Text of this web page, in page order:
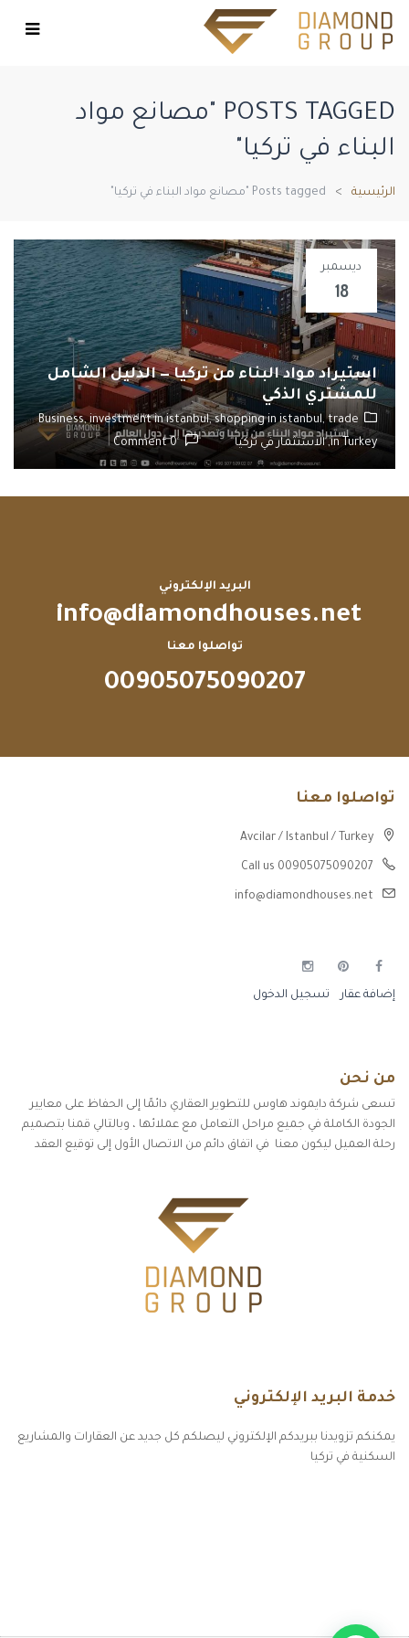
POSTS TAGGED "مصانع مواد
البناء في تركيا"
الرئيسية Posts tagged "مصانع مواد البناء في تركيا"
ديسمبر
18
استيراد مواد البناء من تركيا — الدليل الشامل
للمشتري الذكي
Business,investment in istanbul,shopping in istanbul,trade
in Turkey, الاستثمار في تركيا 0 Comment
البريد الإلكتروني
info@diamondhouses.net
تواصلوا معنا
00905075090207
تواصلوا معنا
Avcilar / Istanbul / Turkey
Call us 00905075090207
info@diamondhouses.net
إضافة عقار تسجيل الدخول
من نحن
تسعى شركة دايموند هاوس للتطوير العقاري دائمًا إلى الحفاظ على معايير
الجودة الكاملة في جميع مراحل التعامل مع عملائها ، وبالتالي قمنا بتصميم
رحلة العميل ليكون معنا في اتفاق دائم من الاتصال الأول إلى توقيع العقد
خدمة البريد الإلكتروني
يمكنكم تزويدنا ببريدكم الإلكتروني ليصلكم كل جديد عن العقارات والمشاريع
السكنية في تركيا